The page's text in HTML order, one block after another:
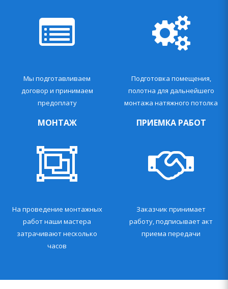
Мы подготавливаем
договор и принимаем
предоплату
Подготовка помещения,
полотна для дальнейшего
монтажа натяжного потолка
МОНТАЖ
На проведение монтажных
работ наши мастера
затрачивают несколько
часов
ПРИЕМКА РАБОТ
Заказчик принимает
работу, подписывает акт
приема передачи